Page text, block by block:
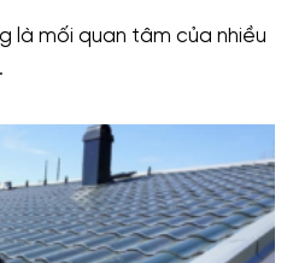
là mối quan tâm của nhiều